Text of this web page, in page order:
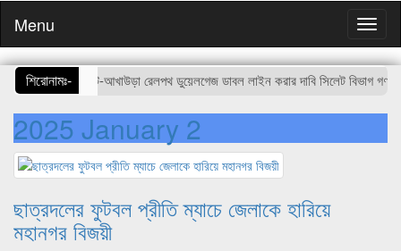
Menu
শিরোনামঃ- সিলেট-আখাউড়া রেলপথ ডুয়েলগেজ ডাবল লাইন করার দাবি সিলেট বিভাগ
2025 January 2
ছাত্রদলের ফুটবল প্রীতি ম্যাচে জেলাকে হারিয়ে
মহানগর বিজয়ী